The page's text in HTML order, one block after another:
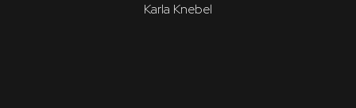
Karla Knebel